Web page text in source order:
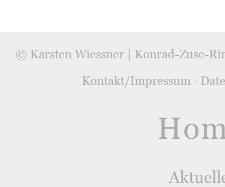
© Karsten Wiessner | Konrad-Zuse-
Kontakt/Impressum ·